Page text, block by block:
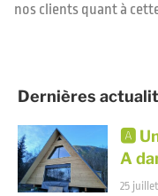
nos clients quant à
Dernières
🅰️
A
25